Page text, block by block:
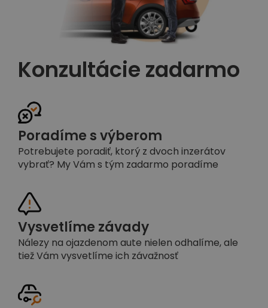
Konzultácie zadarmo
Poradíme s výberom
Potrebujete poradiť, ktorý z dvoch inzerátov
vybrať? My Vám s tým zadarmo poradíme
Vysvetlíme závady
Nálezy na ojazdenom aute nielen odhalíme, ale
tiež Vám vysvetlíme ich závažnosť